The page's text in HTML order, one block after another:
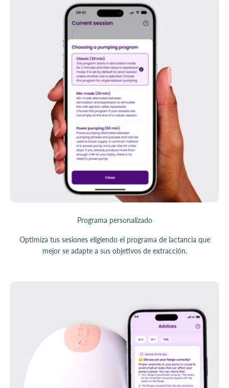
Programa personalizado
Optimiza tus sesiones eligiendo el programa de lactancia que
mejor se adapte a sus objetivos de extracción.